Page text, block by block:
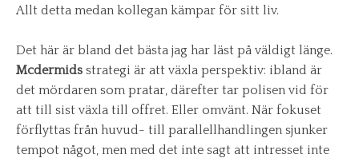
Allt detta medan kollegan kämpar för sitt liv.
Det här är bland det bästa jag har läst på väldigt länge.
Mcdermids strategi är att växla perspektiv: ibland är
det mördaren som pratar, därefter tar polisen vid för
att till sist växla till offret. Eller omvänt. När fokuset
förflyttas från huvud- till parallellhandlingen sjunker
tempot något, men med det inte sagt att intresset inte